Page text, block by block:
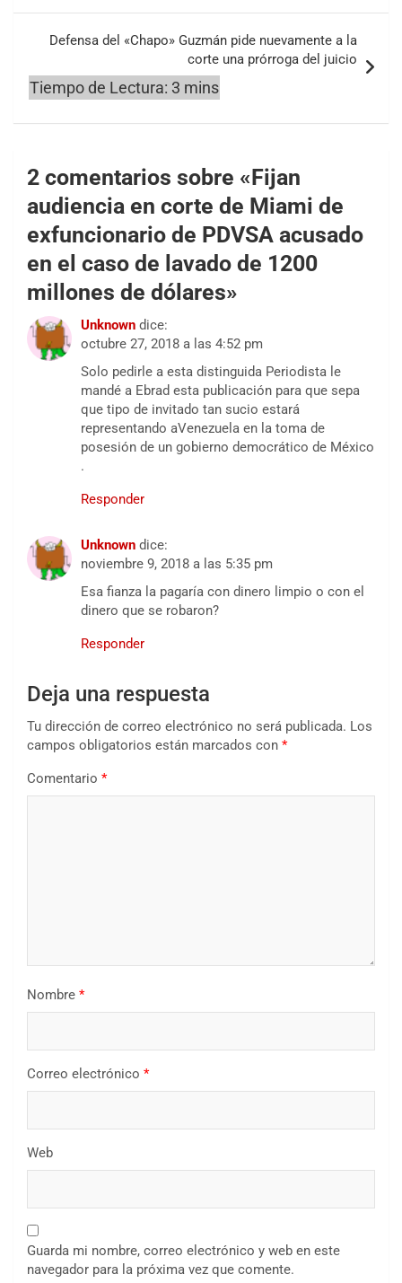
Defensa del «Chapo» Guzmán pide nuevamente a la
corte una prórroga del juicio
2 comentarios sobre «Fijan
audiencia en corte de Miami de
exfuncionario de PDVSA acusado
en el caso de lavado de 1200
millones de dólares»
Unknown dice:
octubre 27, 2018 a las 4:52 pm
Solo pedirle a esta distinguida Periodista le
mandé a Ebrad esta publicación para que sepa
que tipo de invitado tan sucio estará
representando aVenezuela en la toma de
posesión de un gobierno democrático de México
.
Responder
Unknown dice:
noviembre 9, 2018 a las 5:35 pm
Esa fianza la pagaría con dinero limpio o con el
dinero que se robaron?
Responder
Deja una respuesta
Tu dirección de correo electrónico no será publicada. Los
campos obligatorios están marcados con *
Comentario *
Nombre *
Correo electrónico *
Web
Guarda mi nombre, correo electrónico y web en este
navegador para la próxima vez que comente.